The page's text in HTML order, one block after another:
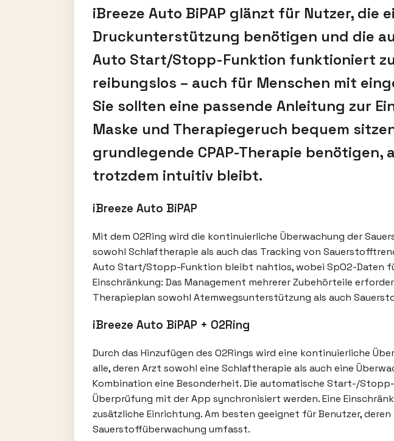
iBreeze Auto BiPAP glänzt für Nutzer, die
Druckunterstützung benötigen und die
Auto Start/Stopp-Funktion funktioniert
reibungslos – auch für Menschen mit
Sie sollten eine passende Anleitung zur
Maske und Therapiegeruch bequem
grundlegende CPAP-Therapie benötigen,
trotzdem intuitiv bleibt.
iBreeze Auto BiPAP
Mit dem O2Ring wird die kontinuierliche Überwachung der
sowohl Schlaftherapie als auch das Tracking von
Auto Start/Stopp-Funktion bleibt nahtlos, wobei SpO2-Daten
Einschränkung: Das Management mehrerer Zubehörteile
Therapieplan sowohl Atemwegsunterstützung als auch
iBreeze Auto BiPAP + O2Ring
Durch das Hinzufügen des O2Rings wird eine kontinuierliche
alle, deren Arzt sowohl eine Schlaftherapie als auch eine
Kombination eine Besonderheit. Die automatische Start-/
Überprüfung mit der App synchronisiert werden. Eine
zusätzliche Einrichtung. Am besten geeignet für Benutzer,
Sauerstoffüberwachung umfasst.